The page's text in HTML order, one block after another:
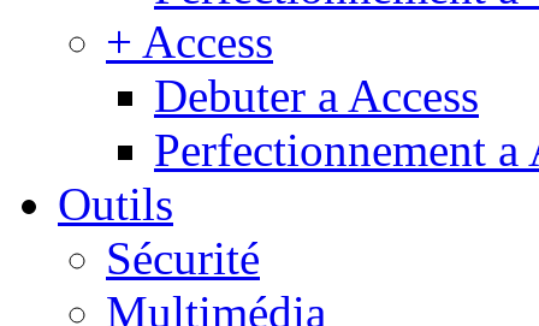
+ Access
Debuter a Access
Perfectionnement a
Outils
Sécurité
Multimédia